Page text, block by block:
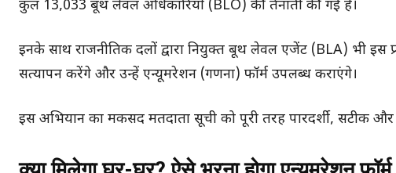
कुल 13,033 बूथ लेवल अधिकारियों (BLO) की तैनाती की गई है।
इनके साथ राजनीतिक दलों द्वारा नियुक्त बूथ लेवल एजेंट (BLA) भी
सत्यापन करेंगे और उन्हें एन्यूमरेशन (गणना) फॉर्म उपलब्ध कराएंगे।
इस अभियान का मकसद मतदाता सूची को पूरी तरह पारदर्शी, सटीक और